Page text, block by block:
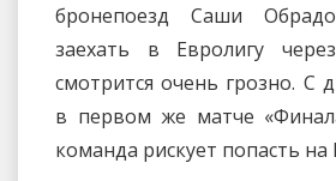
бронепоезд Саши
заехать в Евролигу
смотрится очень грозно. С
в первом же матче
команда рискует попасть на